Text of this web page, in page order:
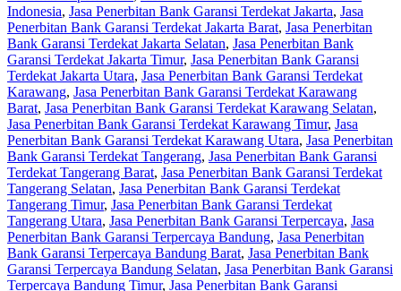
Indonesia, Jasa Penerbitan Bank Garansi Terdekat Jakarta, Jasa
Penerbitan Bank Garansi Terdekat Jakarta Barat, Jasa Penerbitan
Bank Garansi Terdekat Jakarta Selatan, Jasa Penerbitan Bank
Garansi Terdekat Jakarta Timur, Jasa Penerbitan Bank Garansi
Terdekat Jakarta Utara, Jasa Penerbitan Bank Garansi Terdekat
Karawang, Jasa Penerbitan Bank Garansi Terdekat Karawang
Barat, Jasa Penerbitan Bank Garansi Terdekat Karawang Selatan,
Jasa Penerbitan Bank Garansi Terdekat Karawang Timur, Jasa
Penerbitan Bank Garansi Terdekat Karawang Utara, Jasa Penerbitan
Bank Garansi Terdekat Tangerang, Jasa Penerbitan Bank Garansi
Terdekat Tangerang Barat, Jasa Penerbitan Bank Garansi Terdekat
Tangerang Selatan, Jasa Penerbitan Bank Garansi Terdekat
Tangerang Timur, Jasa Penerbitan Bank Garansi Terdekat
Tangerang Utara, Jasa Penerbitan Bank Garansi Terpercaya, Jasa
Penerbitan Bank Garansi Terpercaya Bandung, Jasa Penerbitan
Bank Garansi Terpercaya Bandung Barat, Jasa Penerbitan Bank
Garansi Terpercaya Bandung Selatan, Jasa Penerbitan Bank Garansi
Terpercaya Bandung Timur, Jasa Penerbitan Bank Garansi